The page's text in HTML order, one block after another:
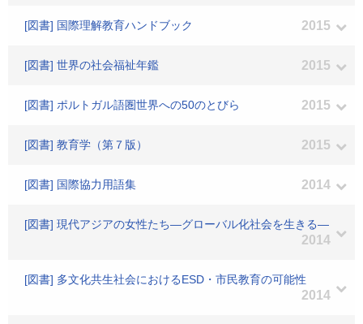
[図書] 国際理解教育ハンドブック 2015
[図書] 世界の社会福祉年鑑 2015
[図書] ポルトガル語圏世界への50のとびら 2015
[図書] 教育学（第７版） 2015
[図書] 国際協力用語集 2014
[図書] 現代アジアの女性たち―グローバル化社会を生きる―
2014
[図書] 多文化共生社会におけるESD・市民教育の可能性
2014